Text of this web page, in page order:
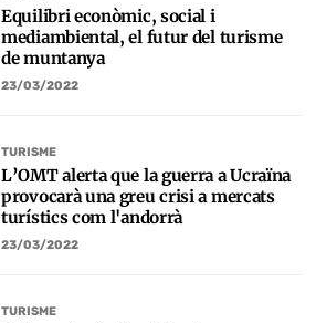
Equilibri econòmic, social i
mediambiental, el futur del turisme
de muntanya
23/03/2022
TURISME
L’OMT alerta que la guerra a Ucraïna
provocarà una greu crisi a mercats
turístics com l'andorrà
23/03/2022
TURISME